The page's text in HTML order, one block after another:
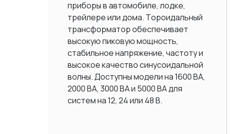
приборы в автомобиле, лодке,
трейлере или дома. Тороидальный
трансформатор обеспечивает
высокую пиковую мощность,
стабильное напряжение, частоту и
высокое качество синусоидальной
волны. Доступны модели на 1600 ВА,
2000 BA, 3000 BA и 5000 ВА для
систем на 12, 24 или 48 В.